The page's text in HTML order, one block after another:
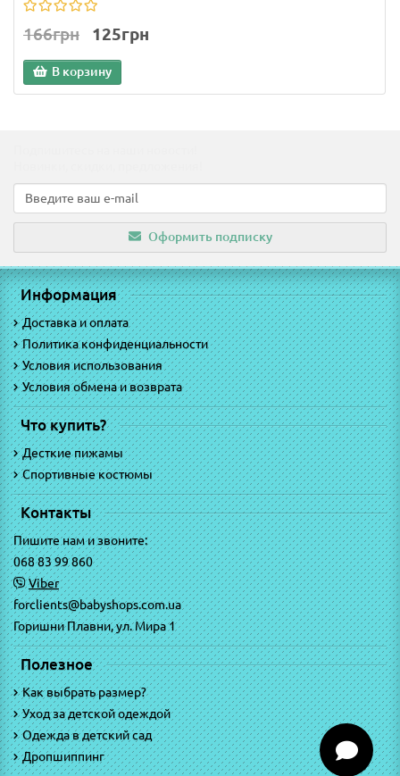
166грн 125грн
В корзину
Оформить подписку
Информация
Доставка и оплата
Политика конфиденциальности
Условия использования
Условия обмена и возврата
Что купить?
Десткие пижамы
Спортивные костюмы
Контакты
Пишите нам и звоните:
068 83 99 860
Viber
forclients@babyshops.com.ua
Горишни Плавни, ул. Мира 1
Полезное
Как выбрать размер?
Уход за детской одеждой
Одежда в детский сад
Дропшиппинг